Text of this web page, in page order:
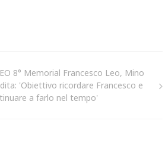
8° Memorial Francesco Leo, Mino
'Obiettivo ricordare Francesco e
a farlo nel tempo'